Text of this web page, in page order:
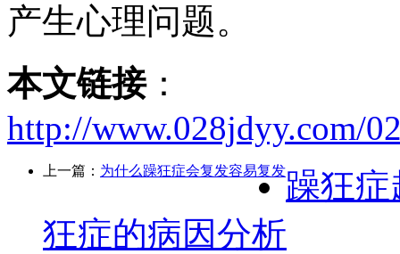
产生心理问题。
本文链接：
http://www.028jdyy.com/
上一篇： 为什么躁狂症会复发容易复发躁狂
狂症的病因分析